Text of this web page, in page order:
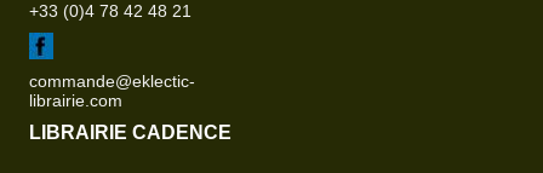
+33 (0)4 78 42 48 21
commande@eklectic-
librairie.com
LIBRAIRIE CADENCE